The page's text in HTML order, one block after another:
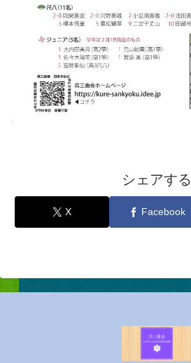
シェアする
X Facebook